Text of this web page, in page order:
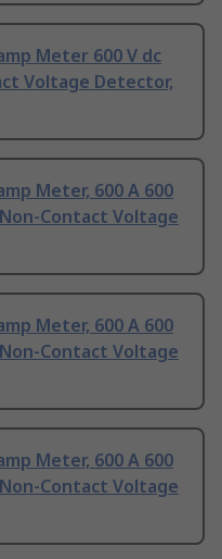
Meter 600 V dc
Voltage Detector,
Meter, 600 A 600
Contact Voltage
Meter, 600 A 600
Contact Voltage
Meter, 600 A 600
Contact Voltage